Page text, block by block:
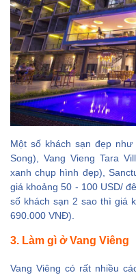
Một số khách sạn đẹp như
Song), Vang Vieng Tara
xanh chụp hình đẹp),
giá khoảng 50 - 100 USD/
số khách sạn 2 sao thì giá
690.000 VNĐ).
3. Làm gì ở Vang Viêng
Vang Viêng có rất nhiều